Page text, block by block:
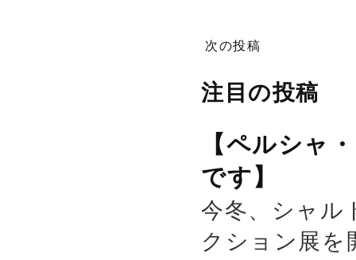
次の投稿
注目の投稿
【ペルシャ
です】
今冬、シャル
クション展